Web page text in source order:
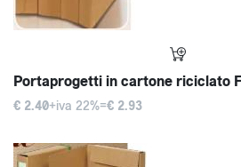
Portaprogetti in cartone riciclato
€ 2.40+iva 22%=€ 2.93